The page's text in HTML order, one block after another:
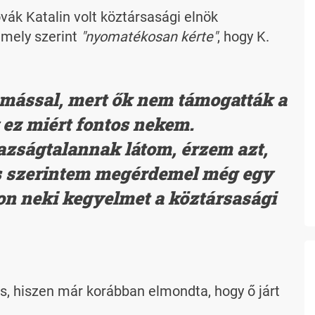
Katalin volt köztársasági elnök
szerint "nyomatékosan kérte", hogy K.
mert ők nem támogatták a
miért fontos nekem.
látom, érzem azt,
megérdemel még egy
neki kegyelmet a köztársasági
hiszen már korábban elmondta, hogy ő járt